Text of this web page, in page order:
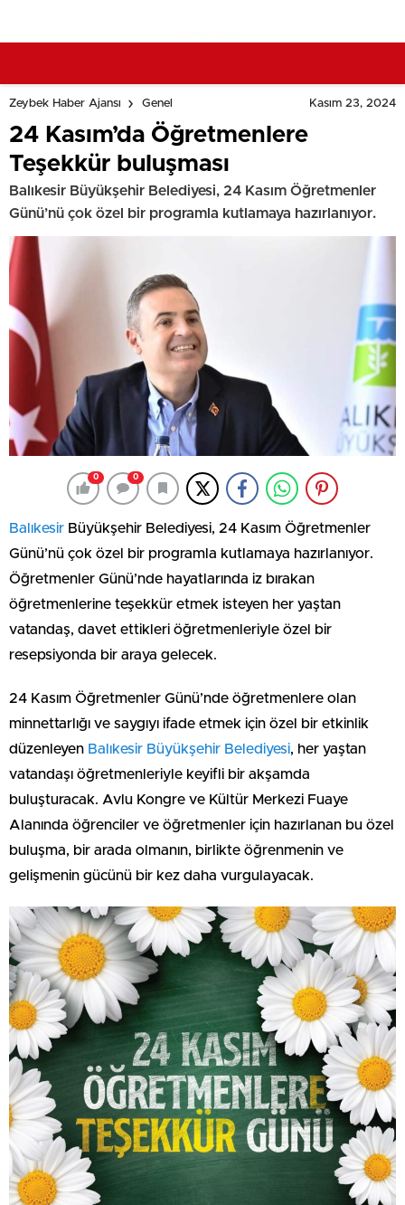
Zeybek Haber Ajansı Genel Kasım 23, 2024
24 Kasım’da Öğretmenlere
Teşekkür buluşması
Balıkesir Büyükşehir Belediyesi, 24 Kasım Öğretmenler
Günü’nü çok özel bir programla kutlamaya hazırlanıyor.
0 0
Balıkesir Büyükşehir Belediyesi, 24 Kasım Öğretmenler
Günü’nü çok özel bir programla kutlamaya hazırlanıyor.
Öğretmenler Günü’nde hayatlarında iz bırakan
öğretmenlerine teşekkür etmek isteyen her yaştan
vatandaş, davet ettikleri öğretmenleriyle özel bir
resepsiyonda bir araya gelecek.
24 Kasım Öğretmenler Günü’nde öğretmenlere olan
minnettarlığı ve saygıyı ifade etmek için özel bir etkinlik
düzenleyen Balıkesir Büyükşehir Belediyesi, her yaştan
vatandaşı öğretmenleriyle keyifli bir akşamda
buluşturacak. Avlu Kongre ve Kültür Merkezi Fuaye
Alanında öğrenciler ve öğretmenler için hazırlanan bu özel
buluşma, bir arada olmanın, birlikte öğrenmenin ve
gelişmenin gücünü bir kez daha vurgulayacak.